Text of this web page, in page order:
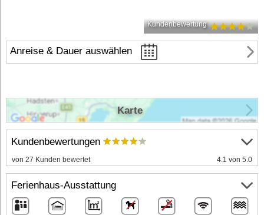
Kundenbewertung
Anreise & Dauer auswählen
Kundenbewertungen
von 27 Kunden bewertet 4.1 von 5.0
Ferienhaus-Ausstattung
Karte